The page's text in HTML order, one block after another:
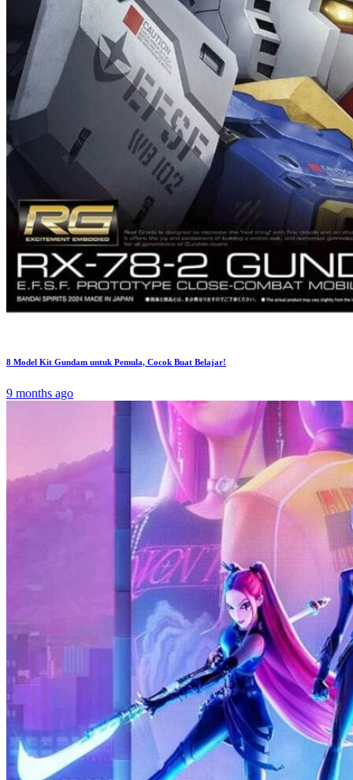
8 Model Kit Gundam untuk Pemula, Cocok Buat Belajar!
9 months ago